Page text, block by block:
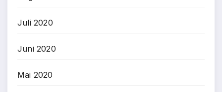
Juli 2020
Juni 2020
Mai 2020